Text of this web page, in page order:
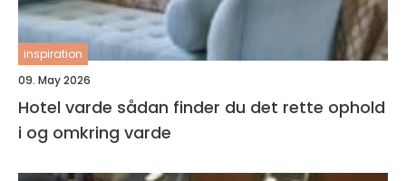
inspiration
09. May 2026
Hotel varde sådan finder du det rette ophold
i og omkring varde